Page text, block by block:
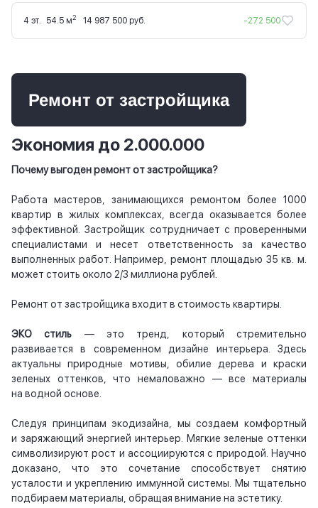
4 эт. 54.5 м2 14 987 500 руб. -272 500
Ремонт от застройщика
Экономия до 2.000.000
Почему выгоден ремонт от застройщика?
Работа мастеров, занимающихся ремонтом более 1000
квартир в жилых комплексах, всегда оказывается более
эффективной. Застройщик сотрудничает с проверенными
специалистами и несет ответственность за качество
выполненных работ. Например, ремонт площадью 35 кв. м.
может стоить около 2/3 миллиона рублей.
Ремонт от застройщика входит в стоимость квартиры.
ЭКО стиль — это тренд, который стремительно
развивается в современном дизайне интерьера. Здесь
актуальны природные мотивы, обилие дерева и краски
зеленых оттенков, что немаловажно — все материалы
на водной основе.
Следуя принципам экодизайна, мы создаем комфортный
и заряжающий энергией интерьер. Мягкие зеленые оттенки
символизируют рост и ассоциируются с природой. Научно
доказано, что это сочетание способствует снятию
усталости и укреплению иммунной системы. Мы тщательно
подбираем материалы, обращая внимание на эстетику.